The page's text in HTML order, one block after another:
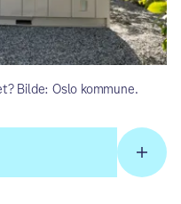
Bilde: Oslo kommune.